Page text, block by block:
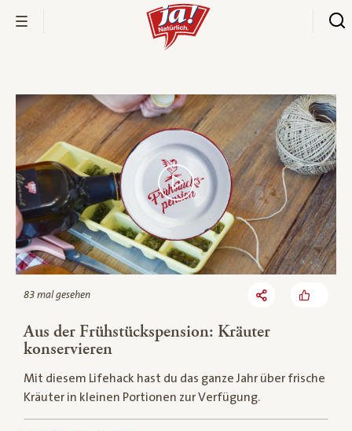
Bio-Thek
83 mal gesehen
Aus der Frühstückspension: Kräuter
konservieren
Mit diesem Lifehack hast du das ganze Jahr über frische
Kräuter in kleinen Portionen zur Verfügung.